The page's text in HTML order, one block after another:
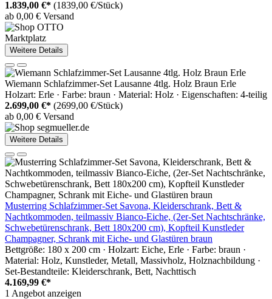
1.839,00 €* (1839,00 €/Stück)
ab 0,00 € Versand
Marktplatz
Weitere Details
Wiemann Schlafzimmer-Set Lausanne 4tlg. Holz Braun Erle
Holzart: Erle · Farbe: braun · Material: Holz · Eigenschaften: 4-teilig
2.699,00 €* (2699,00 €/Stück)
ab 0,00 € Versand
Weitere Details
Musterring Schlafzimmer-Set Savona, Kleiderschrank, Bett &
Nachtkommoden, teilmassiv Bianco-Eiche, (2er-Set Nachtschränke,
Schwebetürenschrank, Bett 180x200 cm), Kopfteil Kunstleder
Champagner, Schrank mit Eiche- und Glastüren braun
Bettgröße: 180 x 200 cm · Holzart: Eiche, Erle · Farbe: braun ·
Material: Holz, Kunstleder, Metall, Massivholz, Holznachbildung ·
Set-Bestandteile: Kleiderschrank, Bett, Nachttisch
4.169,99 €*
1 Angebot anzeigen